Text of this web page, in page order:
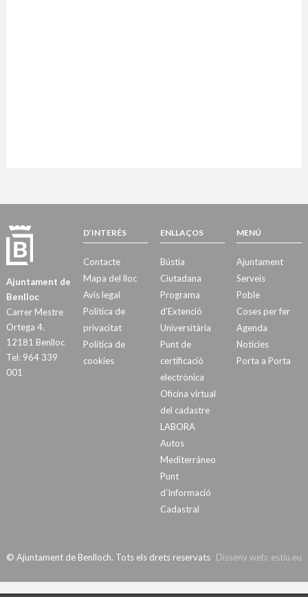
Ajuntament de
Benlloc
Carrer Mestre
Ortega 4.
12181 Benlloc
Tel: 964 339
001
D’INTERÉS
Contacte
Mapa del lloc
Avís legal
Política de
privacitat
Política de
cookies
ENLLAÇOS
Bústia
Ciutadana
Programa
d’Extenció
Universitària
Punt de
certificació
electrònica
Oficina virtual
del cadastre
LABORA
Autos
Mediterráneo
Punt
d’Informació
Cadastral
MENÚ
Ajuntament
Serveis
Poble
Coses per fer
Agenda
Notícies
Porta a Porta
Disseny web: estiu.eu
© Ajuntament de Benlloch. Tots els drets reservats